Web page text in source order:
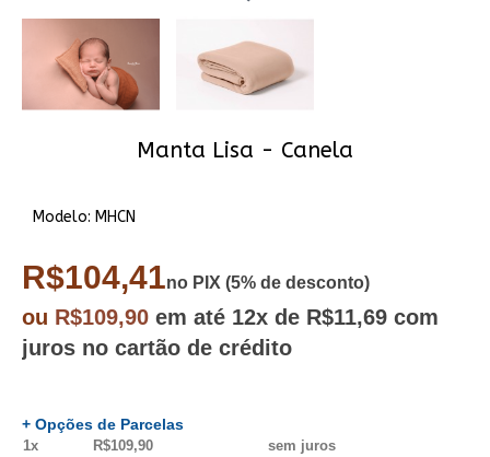
Manta Lisa - Canela
Modelo: MHCN
R$104,41no PIX (5% de desconto)
ou R$109,90 em até 12x de R$11,69 com
juros no cartão de crédito
+ Opções de Parcelas
1x R$109,90
sem juros